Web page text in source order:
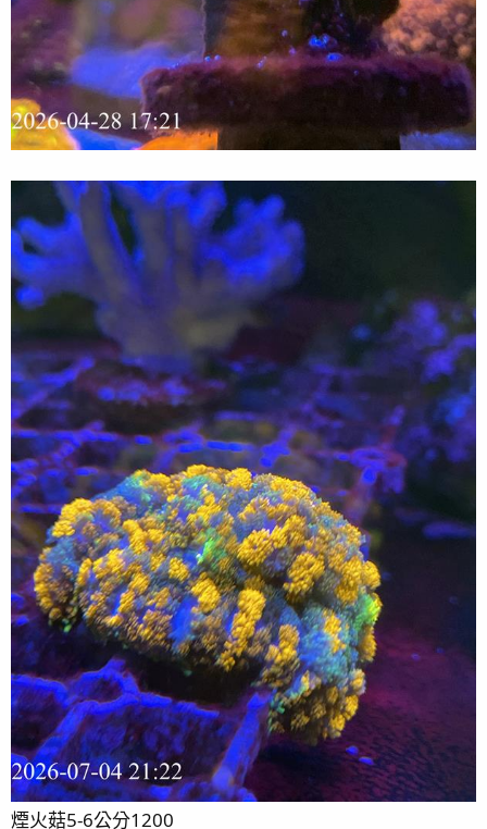
煙火菇5-6公分1200